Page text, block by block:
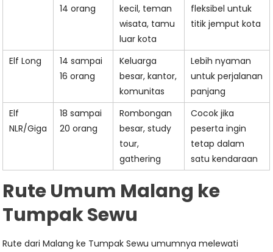
14 orang
kecil, teman
wisata, tamu
luar kota
fleksibel untuk
titik jemput kota
Elf Long
14 sampai
16 orang
Keluarga
besar, kantor,
komunitas
Lebih nyaman
untuk perjalanan
panjang
Elf
NLR/Giga
18 sampai
20 orang
Rombongan
besar, study
tour,
gathering
Cocok jika
peserta ingin
tetap dalam
satu kendaraan
Rute Umum Malang ke
Tumpak Sewu
Rute dari Malang ke Tumpak Sewu umumnya melewati